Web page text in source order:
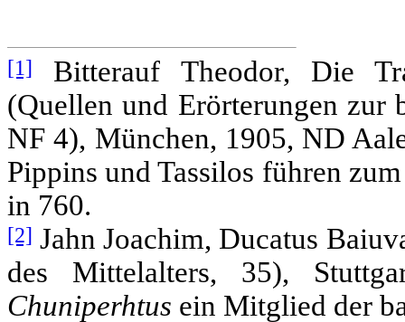
[1]
Bitterauf Theodor, Die
(Quellen und Erörterungen zur
NF 4), München, 1905, ND
Pippins und Tassilos führen
in 760.
[2] Jahn Joachim, Ducatus
des Mittelalters, 35),
Chuniperhtus ein Mitglied der